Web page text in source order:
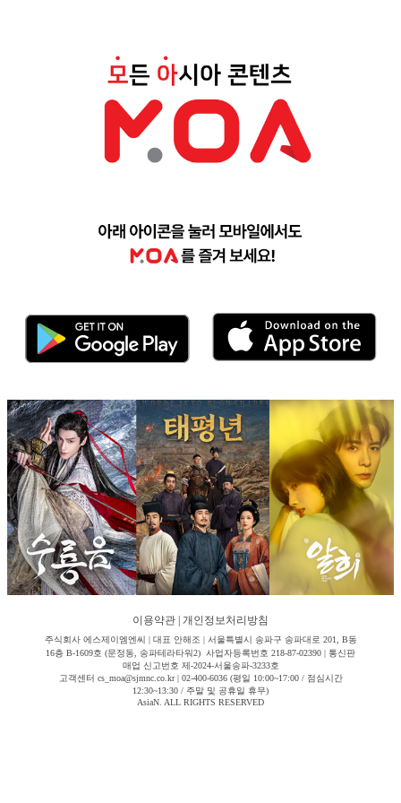
이용약관 개인정보처리방침
주식회사 에스제이엠엔씨 | 대표 안해조 | 서울특별시 송파구 송파대로 201, B동
16층 B-1609호 (문정동, 송파테라타워2) 사업자등록번호 218-87-02390 | 통신판
매업 신고번호 제-2024-서울송파-3233호
고객센터 cs_moa@sjmnc.co.kr | 02-400-6036 (평일 10:00~17:00 / 점심시간
12:30~13:30 / 주말 및 공휴일 휴무)
AsiaN. ALL RIGHTS RESERVED